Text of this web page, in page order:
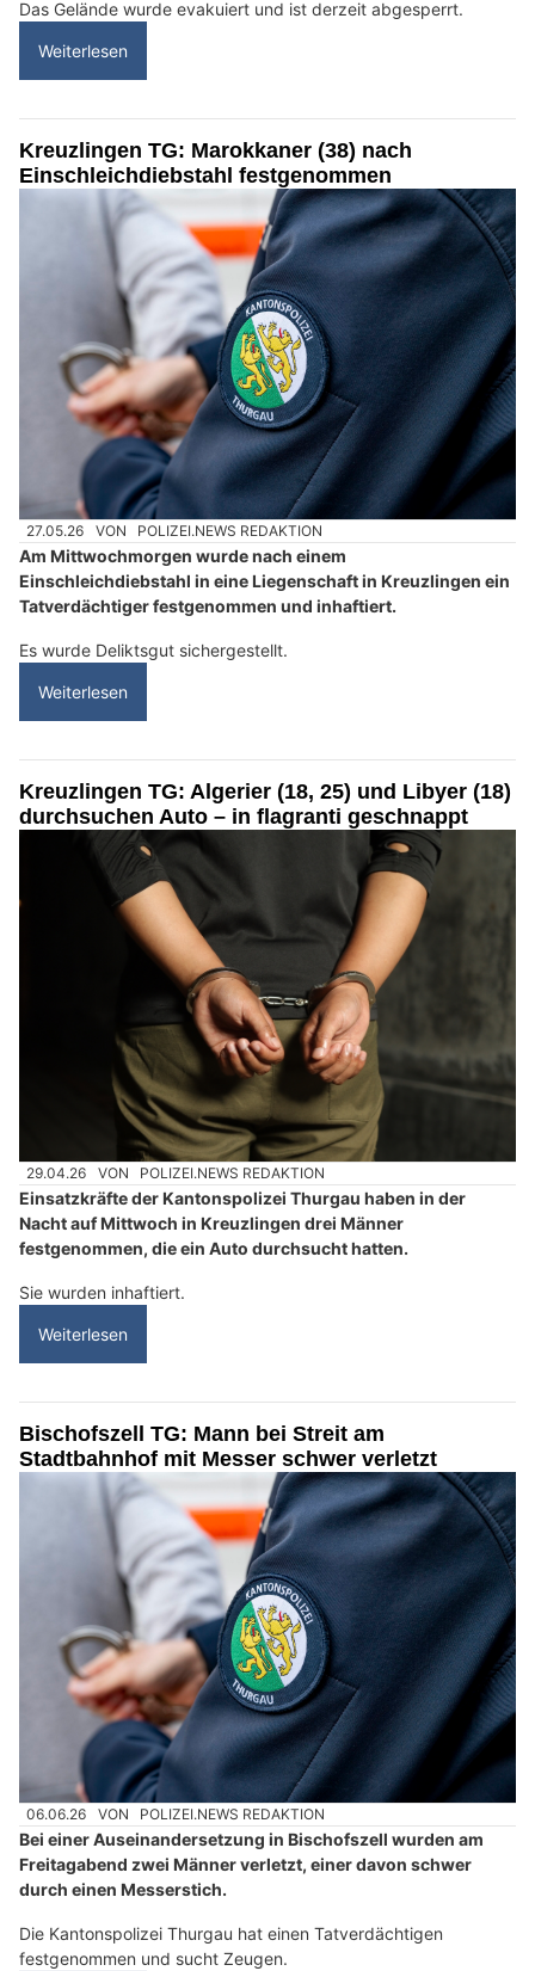
Das Gelände wurde evakuiert und ist derzeit abgesperrt.
Weiterlesen
Kreuzlingen TG: Marokkaner (38) nach
Einschleichdiebstahl festgenommen
27.05.26 VON POLIZEI.NEWS REDAKTION
Am Mittwochmorgen wurde nach einem
Einschleichdiebstahl in eine Liegenschaft in Kreuzlingen ein
Tatverdächtiger festgenommen und inhaftiert.
Es wurde Deliktsgut sichergestellt.
Weiterlesen
Kreuzlingen TG: Algerier (18, 25) und Libyer (18)
durchsuchen Auto – in flagranti geschnappt
29.04.26 VON POLIZEI.NEWS REDAKTION
Einsatzkräfte der Kantonspolizei Thurgau haben in der
Nacht auf Mittwoch in Kreuzlingen drei Männer
festgenommen, die ein Auto durchsucht hatten.
Sie wurden inhaftiert.
Weiterlesen
Bischofszell TG: Mann bei Streit am
Stadtbahnhof mit Messer schwer verletzt
06.06.26 VON POLIZEI.NEWS REDAKTION
Bei einer Auseinandersetzung in Bischofszell wurden am
Freitagabend zwei Männer verletzt, einer davon schwer
durch einen Messerstich.
Die Kantonspolizei Thurgau hat einen Tatverdächtigen
festgenommen und sucht Zeugen.